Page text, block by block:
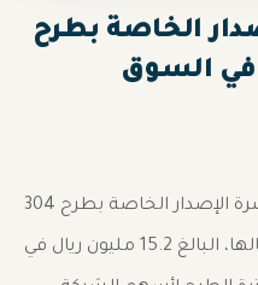
الخاصة بطرح
في السوق
أعلنت شركة الرازي الطبية عن نشرة الإصدار الخاصة بطرح 304
آلاف سهم تُشكّل 20% من رأسمالها، البالغ 15.2 مليون ريال في